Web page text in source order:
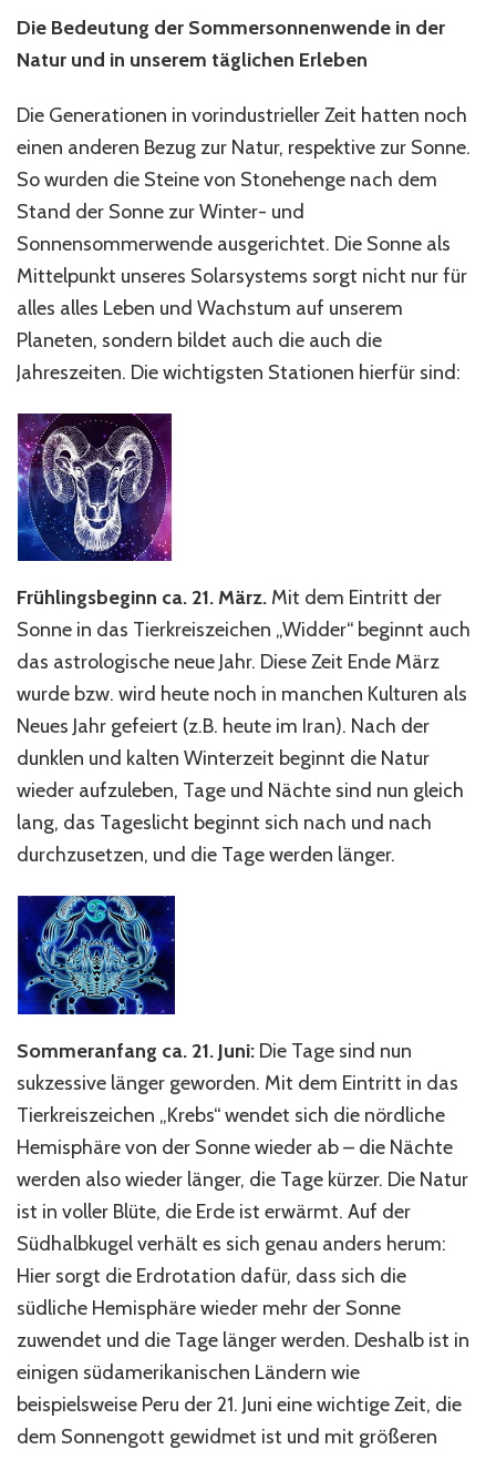
Die Bedeutung der Sommersonnenwende in der
Natur und in unserem täglichen Erleben
Die Generationen in vorindustrieller Zeit hatten noch
einen anderen Bezug zur Natur, respektive zur Sonne.
So wurden die Steine von Stonehenge nach dem
Stand der Sonne zur Winter- und
Sonnensommerwende ausgerichtet. Die Sonne als
Mittelpunkt unseres Solarsystems sorgt nicht nur für
alles alles Leben und Wachstum auf unserem
Planeten, sondern bildet auch die auch die
Jahreszeiten. Die wichtigsten Stationen hierfür sind:
Frühlingsbeginn ca. 21. März. Mit dem Eintritt der
Sonne in das Tierkreiszeichen „Widder“ beginnt auch
das astrologische neue Jahr. Diese Zeit Ende März
wurde bzw. wird heute noch in manchen Kulturen als
Neues Jahr gefeiert (z.B. heute im Iran). Nach der
dunklen und kalten Winterzeit beginnt die Natur
wieder aufzuleben, Tage und Nächte sind nun gleich
lang, das Tageslicht beginnt sich nach und nach
durchzusetzen, und die Tage werden länger.
Sommeranfang ca. 21. Juni: Die Tage sind nun
sukzessive länger geworden. Mit dem Eintritt in das
Tierkreiszeichen „Krebs“ wendet sich die nördliche
Hemisphäre von der Sonne wieder ab – die Nächte
werden also wieder länger, die Tage kürzer. Die Natur
ist in voller Blüte, die Erde ist erwärmt. Auf der
Südhalbkugel verhält es sich genau anders herum:
Hier sorgt die Erdrotation dafür, dass sich die
südliche Hemisphäre wieder mehr der Sonne
zuwendet und die Tage länger werden. Deshalb ist in
einigen südamerikanischen Ländern wie
beispielsweise Peru der 21. Juni eine wichtige Zeit, die
dem Sonnengott gewidmet ist und mit größeren